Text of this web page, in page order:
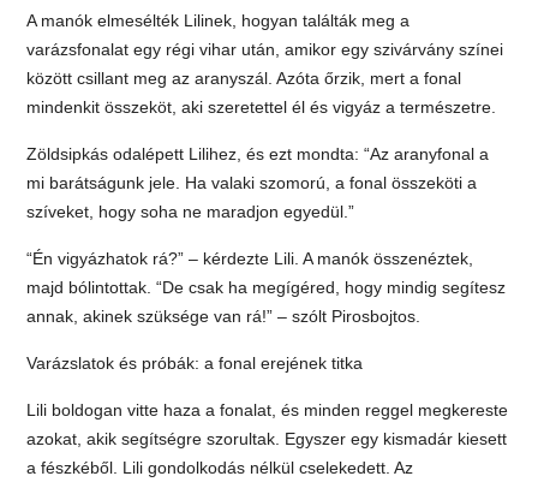
A manók elmesélték Lilinek, hogyan találták meg a
varázsfonalat egy régi vihar után, amikor egy szivárvány színei
között csillant meg az aranyszál. Azóta őrzik, mert a fonal
mindenkit összeköt, aki szeretettel él és vigyáz a természetre.
Zöldsipkás odalépett Lilihez, és ezt mondta: “Az aranyfonal a
mi barátságunk jele. Ha valaki szomorú, a fonal összeköti a
szíveket, hogy soha ne maradjon egyedül.”
“Én vigyázhatok rá?” – kérdezte Lili. A manók összenéztek,
majd bólintottak. “De csak ha megígéred, hogy mindig segítesz
annak, akinek szüksége van rá!” – szólt Pirosbojtos.
Varázslatok és próbák: a fonal erejének titka
Lili boldogan vitte haza a fonalat, és minden reggel megkereste
azokat, akik segítségre szorultak. Egyszer egy kismadár kiesett
a fészkéből. Lili gondolkodás nélkül cselekedett. Az